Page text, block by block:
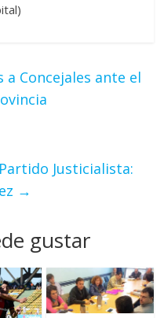
a Concejales ante el
Justicialista:
→
gustar